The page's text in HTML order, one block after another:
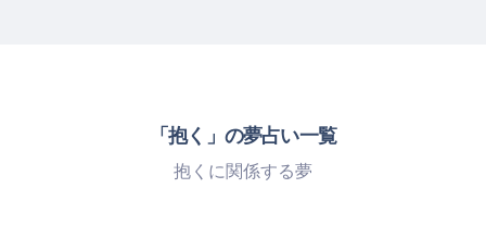
「抱く」の夢占い一覧
抱くに関係する夢